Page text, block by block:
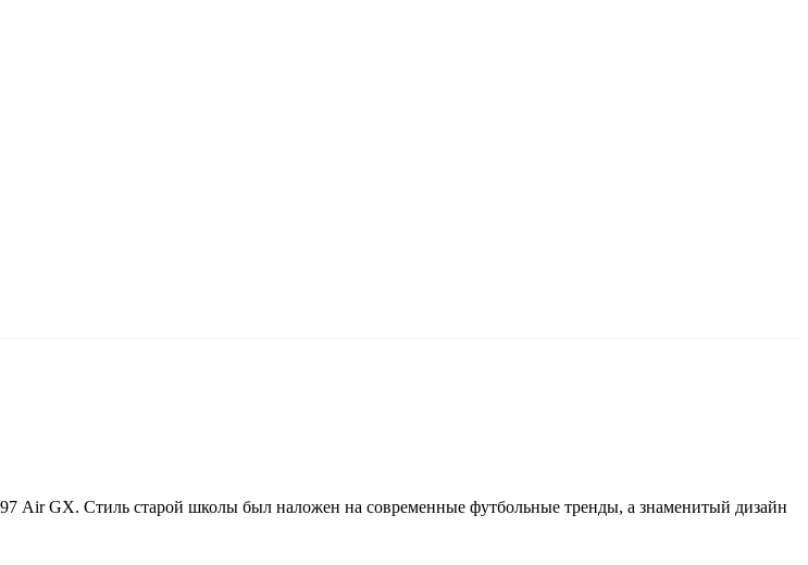
Air GX. Стиль старой школы был наложен на современные футбольные тренды, а знаменитый дизайн